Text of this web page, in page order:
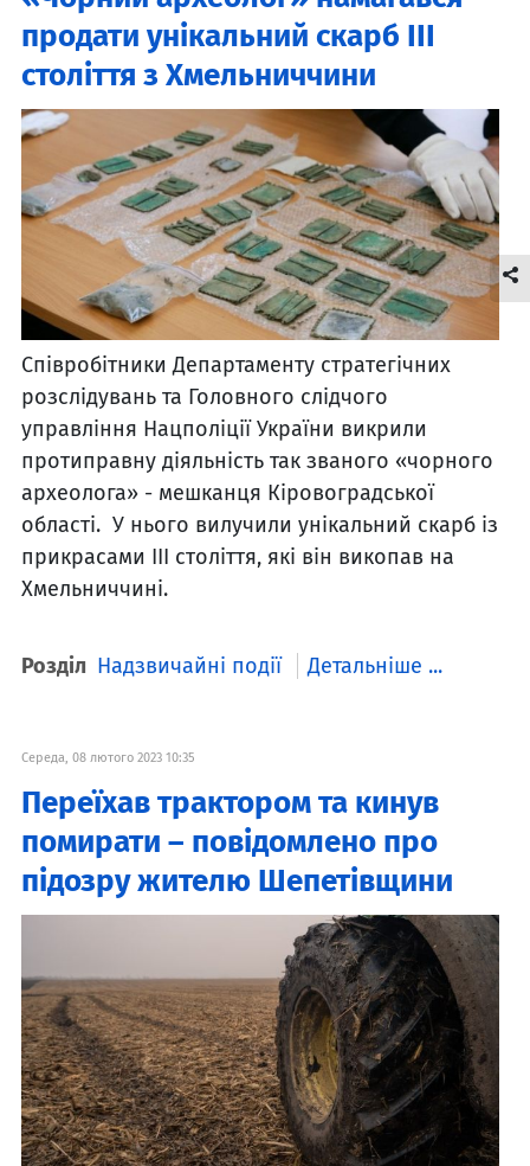
продати унікальний скарб ІІІ
століття з Хмельниччини
Співробітники Департаменту стратегічних
розслідувань та Головного слідчого
управління Нацполіції України викрили
протиправну діяльність так званого «чорного
археолога» - мешканця Кіровоградської
області. У нього вилучили унікальний скарб із
прикрасами ІІІ століття, які він викопав на
Хмельниччині.
Розділ Надзвичайні події Детальніше ...
Середа, 08 лютого 2023 10:35
Переїхав трактором та кинув
помирати – повідомлено про
підозру жителю Шепетівщини